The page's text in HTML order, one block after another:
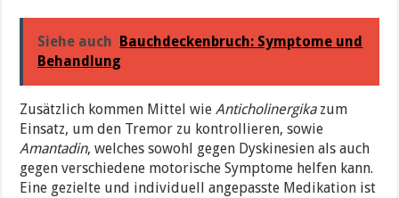
Siehe auch
Bauchdeckenbruch: Symptome und
Behandlung
Zusätzlich kommen Mittel wieAnticholinergikazum
Einsatz, um den Tremor zu kontrollieren, sowie
Amantadin, welches sowohl gegen Dyskinesien als auch
gegen verschiedene motorische Symptome helfen kann.
Eine gezielte und individuell angepasste Medikation ist